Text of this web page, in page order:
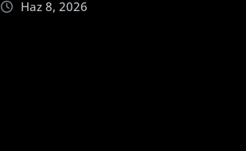
Haz 8, 2026